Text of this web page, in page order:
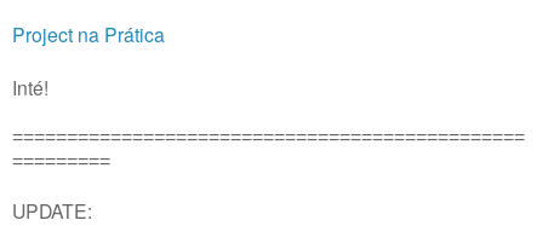
Project na Prática
Inté!
===============================================
=========
UPDATE: